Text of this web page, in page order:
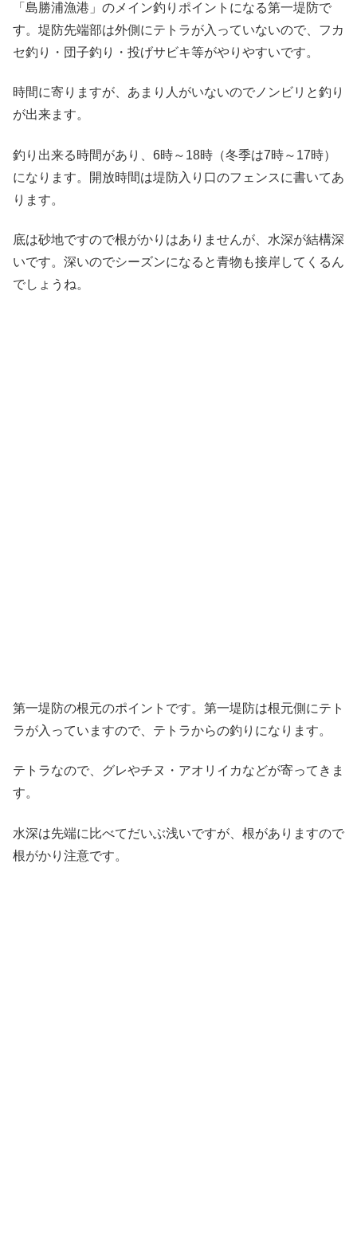
「島勝浦漁港」のメイン釣りポイントになる第一堤防で
す。堤防先端部は外側にテトラが入っていないので、フカ
セ釣り・団子釣り・投げサビキ等がやりやすいです。
時間に寄りますが、あまり人がいないのでノンビリと釣り
が出来ます。
釣り出来る時間があり、6時～18時（冬季は7時～17時）
になります。開放時間は堤防入り口のフェンスに書いてあ
ります。
底は砂地ですので根がかりはありませんが、水深が結構深
いです。深いのでシーズンになると青物も接岸してくるん
でしょうね。
第一堤防の根元のポイントです。第一堤防は根元側にテト
ラが入っていますので、テトラからの釣りになります。
テトラなので、グレやチヌ・アオリイカなどが寄ってきま
す。
水深は先端に比べてだいぶ浅いですが、根がありますので
根がかり注意です。